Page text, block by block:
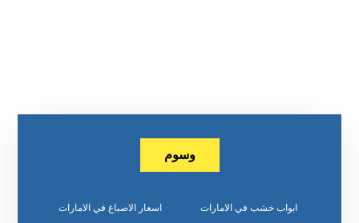
وسوم
ابواب خشب في الامارات اسعار الاصباغ في الامارات